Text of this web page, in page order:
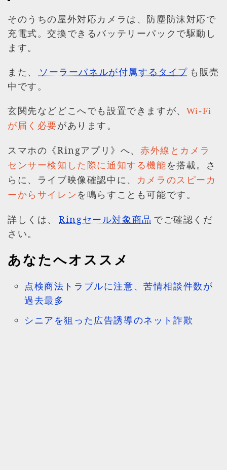
そのうちの屋外対応カメラは、防塵防沫対応で
充電式。交換できるバッテリーパックで駆動し
ます。
また、
ソーラーパネルが付属するタイプ も販売
中です。
玄関先などどこへでも設置できますが、
Wi-Fi
が届く必要があります。
スマホの《Ringアプリ》へ、 赤外線とカメラ
センサー検知した際に通知する機能 を搭載。さ
らに、ライブ映像確認中に、
カメラのスピーカ
ーからサイレン を鳴らすことも可能です。
詳しくは、 Ringセール対象商品 でご確認くだ
さい。
あなたへオススメ
点検商法トラブルに注意、苦情相談件数が
過去最多
シニアを狙った広告誘導のネット詐欺